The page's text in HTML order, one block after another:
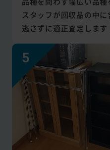
スタッフが回収品の中
逃さずに適正査定します